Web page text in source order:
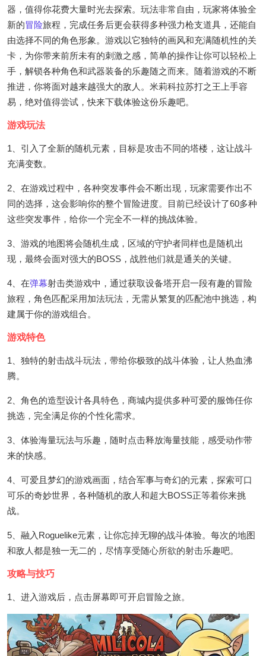
器，值得你花费大量时光去探索。玩法非常自由，玩家将体验全
新的冒险旅程，完成任务后更会获得多种强力枪支道具，还能自
由选择不同的角色形象。游戏以它独特的画风和充满随机性的关
卡，为你带来前所未有的刺激之感，简单的操作让你可以轻松上
手，解锁各种角色和武器装备的乐趣随之而来。随着游戏的不断
推进，你将面对越来越强大的敌人。米莉科拉苏打之王上手容
易，绝对值得尝试，快来下载体验这份乐趣吧。
游戏玩法
1、引入了全新的随机元素，目标是攻击不同的塔楼，这让战斗
充满变数。
2、在游戏过程中，各种突发事件会不断出现，玩家需要作出不
同的选择，这会影响你的整个冒险进度。目前已经设计了60多种
这些突发事件，给你一个完全不一样的挑战体验。
3、游戏的地图将会随机生成，区域的守护者同样也是随机出
现，最终会面对强大的BOSS，战胜他们就是通关的关键。
4、在弹幕射击类游戏中，通过获取设备塔开启一段有趣的冒险
旅程，角色匹配采用加法玩法，无需从繁复的匹配池中挑选，构
建属于你的游戏组合。
游戏特色
1、独特的射击战斗玩法，带给你极致的战斗体验，让人热血沸
腾。
2、角色的造型设计各具特色，商城内提供多种可爱的服饰任你
挑选，完全满足你的个性化需求。
3、体验海量玩法与乐趣，随时点击释放海量技能，感受动作带
来的快感。
4、可爱且梦幻的游戏画面，结合军事与奇幻的元素，探索可口
可乐的奇妙世界，各种随机的敌人和超大BOSS正等着你来挑
战。
5、融入Roguelike元素，让你忘掉无聊的战斗体验。每次的地图
和敌人都是独一无二的，尽情享受随心所欲的射击乐趣吧。
攻略与技巧
1、进入游戏后，点击屏幕即可开启冒险之旅。